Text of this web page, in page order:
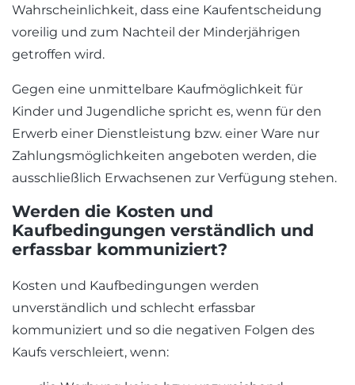
Wahrscheinlichkeit, dass eine Kaufentscheidung
voreilig und zum Nachteil der Minderjährigen
getroffen wird.
Gegen eine unmittelbare Kaufmöglichkeit für
Kinder und Jugendliche spricht es, wenn für den
Erwerb einer Dienstleistung bzw. einer Ware nur
Zahlungsmöglichkeiten angeboten werden, die
ausschließlich Erwachsenen zur Verfügung stehen.
Werden die Kosten und
Kaufbedingungen verständlich und
erfassbar kommuniziert?
Kosten und Kaufbedingungen werden
unverständlich und schlecht erfassbar
kommuniziert und so die negativen Folgen des
Kaufs verschleiert, wenn: